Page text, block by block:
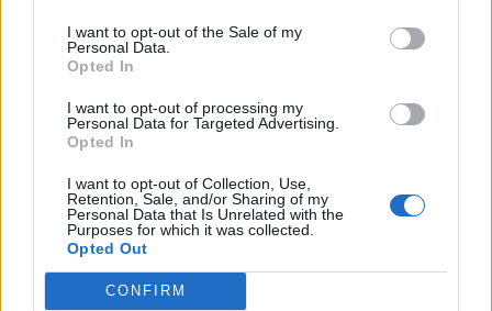
I want to opt-out of the Sale of my
Personal Data.
Opted In
I want to opt-out of processing my
Personal Data for Targeted Advertising.
Opted In
I want to opt-out of Collection, Use,
Retention, Sale, and/or Sharing of my
Personal Data that Is Unrelated with the
Purposes for which it was collected.
Opted Out
CONFIRM
ALTRE NOTIZIE DI LEGNANO